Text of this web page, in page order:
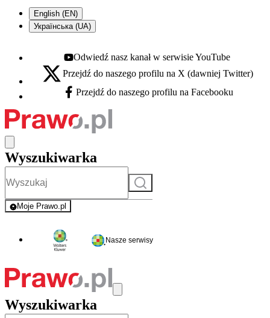
English (EN)
Українська (UA)
Youtube - otwiera się w nowej karcie
Odwiedź nasz kanał w serwisie YouTube
X - otwiera się w nowej karcie
Przejdź do naszego profilu na X (dawniej Twitter)
Facebook - otwiera się w nowej karcie
Przejdź do naszego profilu na Facebooku
Wyszukiwarka
Szukaj
Moje Prawo.pl
- rejestracja i logowanie do serwisu
Nasze serwisy
Wyszukiwarka